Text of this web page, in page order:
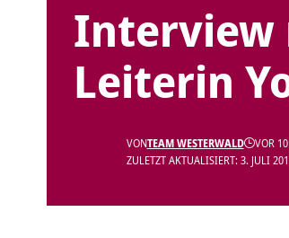
Interview
Leiterin
ZULETZT AKTUALISIERT: 3. JULI
VONTEAM WESTERWALD VOR